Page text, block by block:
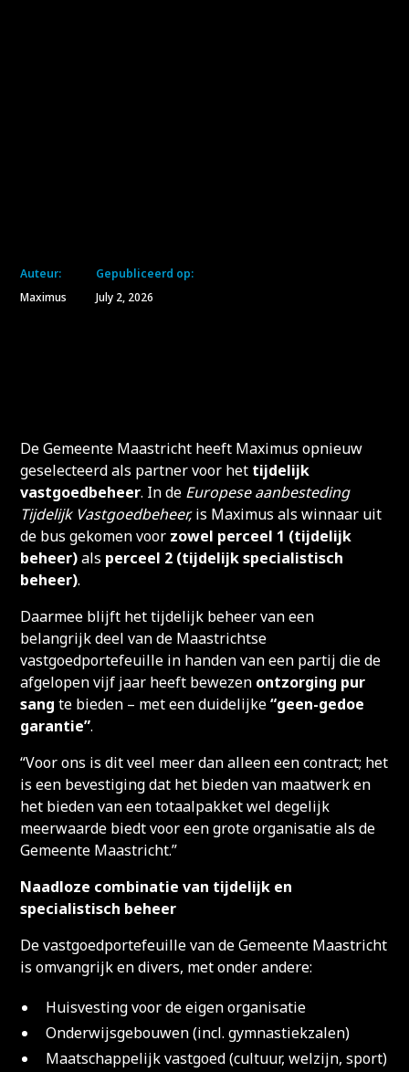
Auteur:
Maximus
Gepubliceerd op:
July 2, 2026
De Gemeente Maastricht heeft Maximus opnieuw
geselecteerd als partner voor het tijdelijk
vastgoedbeheer. In de Europese aanbesteding
Tijdelijk Vastgoedbeheer,is Maximus als winnaar uit
de bus gekomen voor zowel perceel 1 (tijdelijk
beheer)als perceel 2 (tijdelijk specialistisch
beheer).
Daarmee blijft het tijdelijk beheer van een
belangrijk deel van de Maastrichtse
vastgoedportefeuille in handen van een partij die de
afgelopen vijf jaar heeft bewezen ontzorging pur
sang te bieden – met een duidelijke“geen-gedoe
garantie”.
“Voor ons is dit veel meer dan alleen een contract; het
is een bevestiging dat het bieden van maatwerk en
het bieden van een totaalpakket wel degelijk
meerwaarde biedt voor een grote organisatie als de
Gemeente Maastricht.”
Naadloze combinatie van tijdelijk en
specialistisch beheer
De vastgoedportefeuille van de Gemeente Maastricht
is omvangrijk en divers, met onder andere:
Huisvesting voor de eigen organisatie
Onderwijsgebouwen (incl. gymnastiekzalen)
Maatschappelijk vastgoed (cultuur, welzijn, sport)